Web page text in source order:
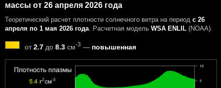
массы от 26 апреля 2026 года
Теоретический расчет плотности солнечного ветра на период с 26
апреля по 1 мая 2026 года . Расчетная модель WSA ENLIL (NOAA).
от2.7 до 8.3 см-3 — повышенная